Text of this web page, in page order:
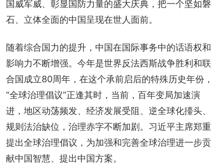
国威军威、彰显国防力量的盛大庆典，把一个坚如磐
石、立体全面的中国呈现在世人面前。
随着综合国力的提升，中国在国际事务中的话语权和
影响力不断增强。今年是世界反法西斯战争胜利和联
合国成立80周年，在这个承前启后的特殊历史年份，
“全球治理倡议”正逢其时，当前，百年变局加速演
进，地区动荡频发、经济发展受阻、逆全球化擡头、
规则法治缺位，治理赤字不断加剧。习近平主席郑重
提出全球治理倡议，为加强和完善全球治理进一步贡
献中国智慧、提出中国方案。